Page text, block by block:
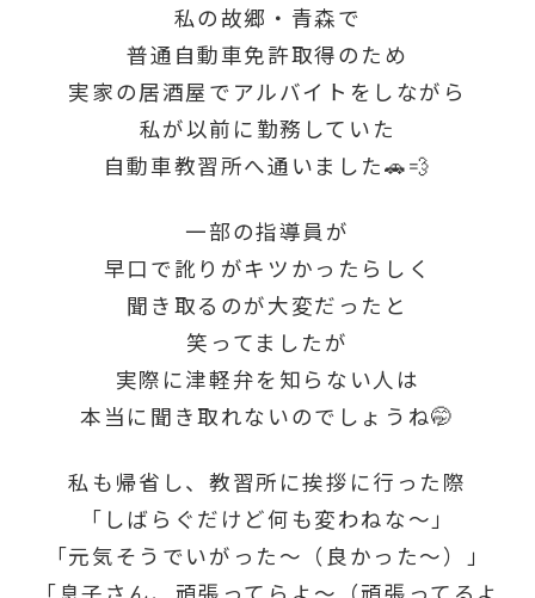
私の故郷・青森で
普通自動車免許取得のため
実家の居酒屋でアルバイトをしながら
私が以前に勤務していた
自動車教習所へ通いました🚗💨
一部の指導員が
早口で訛りがキツかったらしく
聞き取るのが大変だったと
笑ってましたが
実際に津軽弁を知らない人は
本当に聞き取れないのでしょうね🤭
私も帰省し、教習所に挨拶に行った際
「しばらぐだけど何も変わねな～」
「元気そうでいがった～（良かった～）」